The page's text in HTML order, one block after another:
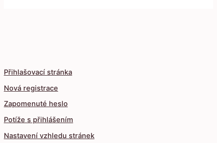
Přihlašovací stránka
Nová registrace
Zapomenuté heslo
Potíže s přihlášením
Nastavení vzhledu stránek